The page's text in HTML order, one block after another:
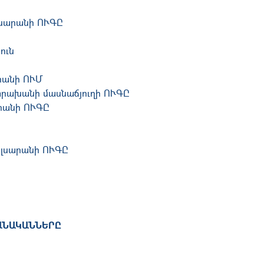
ՈՒԳԸ
ՈՒՄ
մասնաճյուղի ՈՒԳԸ
ՈՒԳԸ
ՈՒԳԸ